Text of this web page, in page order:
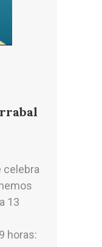
celebra
13
horas: